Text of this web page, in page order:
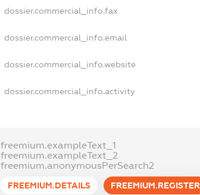
dossier.commercial_info.fax
dossier.commercial_info.email
dossier.commercial_info.website
dossier.commercial_info.activity
freemium.exampleText_1
freemium.exampleText_2
freemium.anonymousPerSearch2
FREEMIUM.DETAILS FREEMIUM.REGISTER